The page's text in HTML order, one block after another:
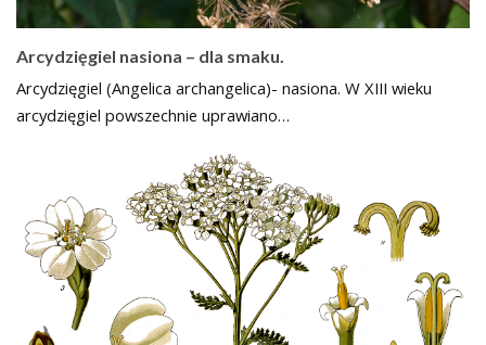
Arcydzięgiel nasiona – dla smaku.
Arcydzięgiel (Angelica archangelica)- nasiona. W XIII wieku
arcydzięgiel powszechnie uprawiano…